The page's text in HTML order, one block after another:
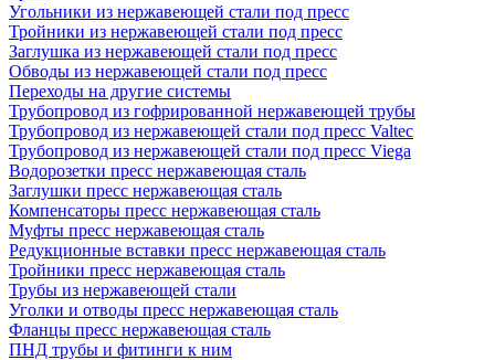
Угольники из нержавеющей стали под пресс
Тройники из нержавеющей стали под пресс
Заглушка из нержавеющей стали под пресс
Обводы из нержавеющей стали под пресс
Переходы на другие системы
Трубопровод из гофрированной нержавеющей трубы
Трубопровод из нержавеющей стали под пресс Valtec
Трубопровод из нержавеющей стали под пресс Viega
Водорозетки пресс нержавеющая сталь
Заглушки пресс нержавеющая сталь
Компенсаторы пресс нержавеющая сталь
Муфты пресс нержавеющая сталь
Редукционные вставки пресс нержавеющая сталь
Тройники пресс нержавеющая сталь
Трубы из нержавеющей стали
Уголки и отводы пресс нержавеющая сталь
Фланцы пресс нержавеющая сталь
ПНД трубы и фитинги к ним